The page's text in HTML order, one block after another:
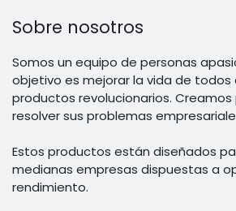
Sobre nosotros
Somos un equipo de personas
objetivo es mejorar la vida de todos
productos revolucionarios.
resolver sus problemas
Estos productos están diseñados
medianas empresas dispuestas a
rendimiento.